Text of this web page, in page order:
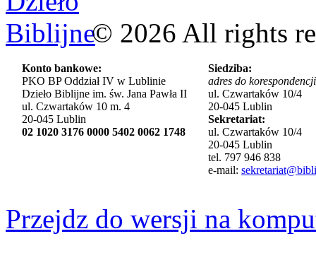
© 2026 All rights
Konto bankowe:
PKO BP Oddział IV w Lublinie
Dzieło Biblijne im. św. Jana Pawła II
ul. Czwartaków 10 m. 4
20-045 Lublin
02 1020 3176 0000 5402 0062 1748
Siedziba:
adres do
ul. Czwartaków 10/4
20-045 Lublin
Sekretariat:
ul. Czwartaków 10/4
20-045 Lublin
tel. 797 946 838
e-mail:
Przejdz do wersji na